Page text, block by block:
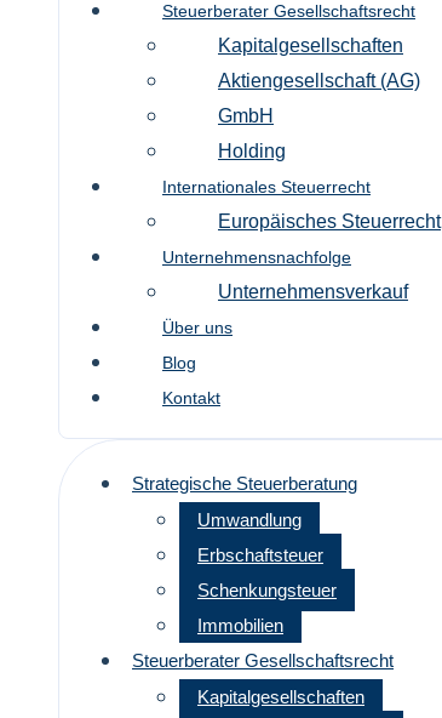
Steuerberater Gesellschaftsrecht
Kapitalgesellschaften
Aktiengesellschaft (AG)
GmbH
Holding
Internationales Steuerrecht
Europäisches Steuerrecht
Unternehmensnachfolge
Unternehmensverkauf
Über uns
Blog
Kontakt
Strategische Steuerberatung
Umwandlung
Erbschaftsteuer
Schenkungsteuer
Immobilien
Steuerberater Gesellschaftsrecht
Kapitalgesellschaften